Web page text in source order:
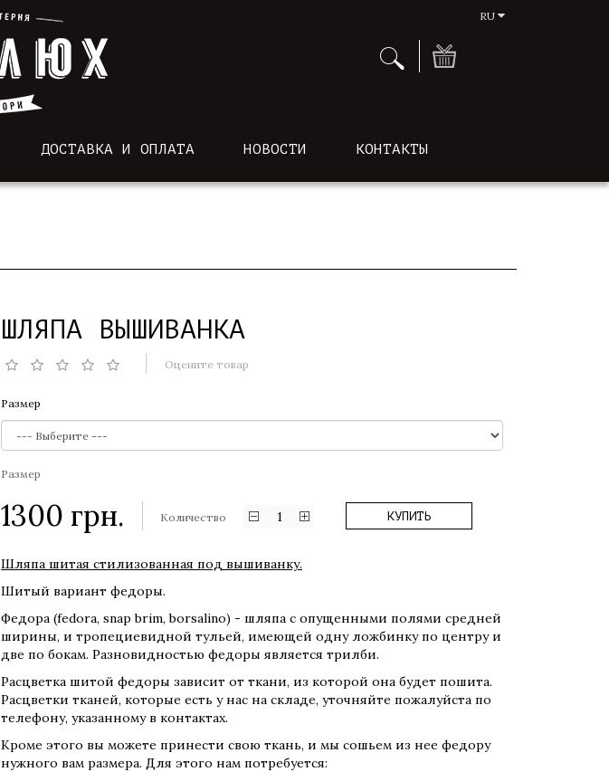
RU
ДОСТАВКА И ОПЛАТА НОВОСТИ КОНТАКТЫ
ШЛЯПА ВЫШИВАНКА
Оцените товар
Размер
Размер
1300 грн. Количество 1 КУПИТЬ
Шляпа шитая стилизованная под вышиванку.
Шитый вариант федоры.
Федора (fedora, snap brim, borsalino) - шляпа с опущенными полями средней
ширины, и тропециевидной тульей, имеющей одну ложбинку по центру и
две по бокам. Разновидностью федоры является трилби.
Расцветка шитой федоры зависит от ткани, из которой она будет пошита.
Расцветки тканей, которые есть у нас на складе, уточняйте пожалуйста по
телефону, указанному в контактах.
Кроме этого вы можете принести свою ткань, и мы сошьем из нее федору
нужного вам размера. Для этого нам потребуется: